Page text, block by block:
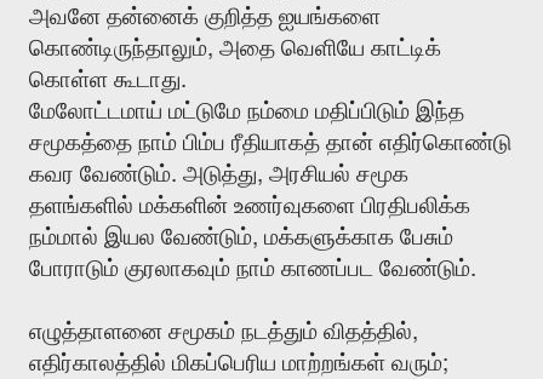
அவனே தன்னைக் குறித்த ஐயங்களை
கொண்டிருந்தாலும், அதை வெளியே காட்டிக்
கொள்ள கூடாது.
மேலோட்டமாய் மட்டுமே நம்மை மதிப்பிடும் இந்த
சமூகத்தை நாம் பிம்ப ரீதியாகத் தான் எதிர்கொண்டு
கவர வேண்டும். அடுத்து, அரசியல் சமூக
தளங்களில் மக்களின் உணர்வுகளை பிரதிபலிக்க
நம்மால் இயல வேண்டும், மக்களுக்காக பேசும்
போராடும் குரலாகவும் நாம் காணப்பட வேண்டும்.
எழுத்தாளனை சமூகம் நடத்தும் விதத்தில்,
எதிர்காலத்தில் மிகப்பெரிய மாற்றங்கள் வரும்;